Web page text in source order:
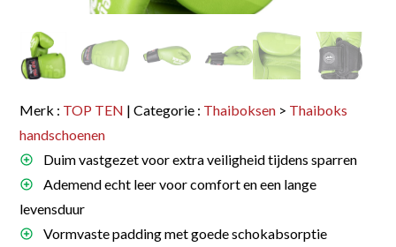
Merk : TOP TEN | Categorie : Thaiboksen > Thaiboks
handschoenen
Duim vastgezet voor extra veiligheid tijdens sparren
Ademend echt leer voor comfort en een lange
levensduur
Vormvaste padding met goede schokabsorptie